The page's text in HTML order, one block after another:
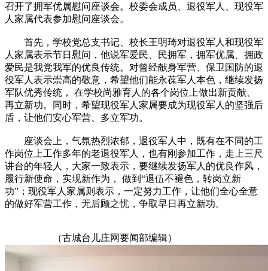
召开了拥军优属慰问座谈会。校委会成员、退役军人、现役军
人家属代表参加慰问座谈会。
首先，学校党总支书记、校长王明琦对退役军人和现役军
人家属表示节日慰问，他说军爱民、民拥军，拥军优属、拥政
爱民是我党我军的优良传统。对曾经献身军营、保卫国防的退
役军人表示崇高的敬意，希望他们能永葆军人本色，继续发扬
军队优秀传统， 在学校尚雅育人的各个岗位上做出新贡献、
再立新功。同时，希望现役军人家属要成为现役军人的坚强后
盾，让他们安心军营、多立军功。
座谈会上，气氛热烈浓郁，退役军人中，既有在不同的工
作岗位上工作多年的老退役军人，也有刚参加工作，走上三尺
讲台的年轻人，大家一致表示，要继续发扬军人的优良作风，
履行新使命，实现新作为， 做到“退伍不褪色，转岗立新
功”；现役军人家属则表示，一定努力工作，让他们全心全意
的做好军营工作，无后顾之忧，争取早日再立新功。
（古城台儿庄网要闻部编辑）